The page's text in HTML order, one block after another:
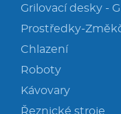
Grilovací desky -
Prostředky-
Chlazení
Roboty
Kávovary
Řeznické stroje